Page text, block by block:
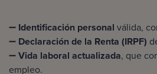
➖ Identificación personal válida,
➖ Declaración de la Renta (IRPF)
➖Vida laboral actualizada, que
empleo.